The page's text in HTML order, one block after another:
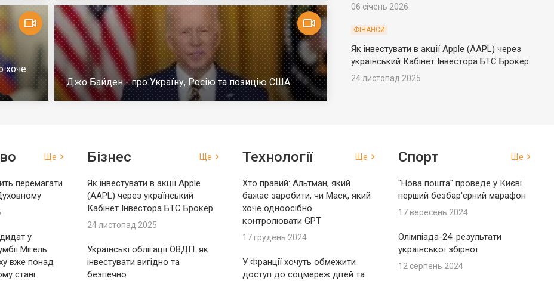
хоче
Джо Байден - про Україну, Росію та позицію США
06 січень 2026
ФІНАНСИ
Як інвестувати в акції Apple (AAPL) через
український Кабінет Інвестора БТС Брокер
24 листопад 2025
Ще
перемагати
у
Мігель
вже понад
стані
Бізнес Ще
Як інвестувати в акції Apple
(AAPL) через український
Кабінет Інвестора БТС Брокер
24 листопад 2025
Українські облігації ОВДП: як
інвестувати вигідно та
безпечно
Технології Ще
Хто правий: Альтман, який
бажає заробити, чи Маск, який
хоче одноосібно
контролювати GPT
17 грудень 2024
У Франції хочуть обмежити
доступ до соцмереж дітей та
Спорт Ще
"Нова пошта" проведе у Києві
перший безбар'єрний марафон
17 вересень 2024
Олімпіада-24: результати
української збірної
12 серпень 2024